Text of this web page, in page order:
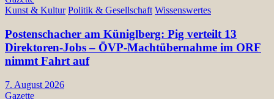
Kunst & Kultur Politik & Gesellschaft Wissenswertes
Postenschacher am Küniglberg: Pig verteilt 13
Direktoren-Jobs – ÖVP-Machtübernahme im ORF
nimmt Fahrt auf
7. August 2026
Gazette